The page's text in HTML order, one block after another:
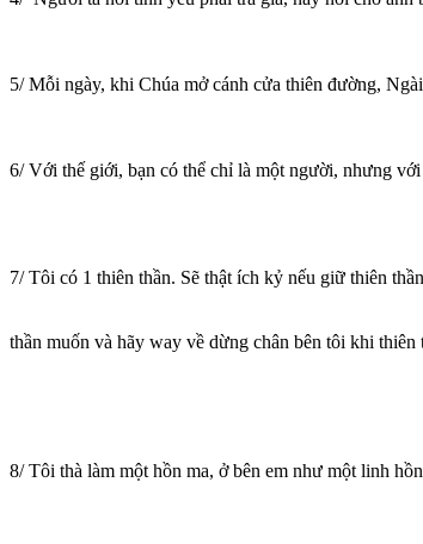
5/ Mỗi ngày, khi Chúa mở cánh cửa thiên đường,
6/ Với thế giới, bạn có thể chỉ là một người, nhưng
7/ Tôi có 1 thiên thần. Sẽ thật ích kỷ nếu giữ thiên
thần muốn và hãy way về dừng chân bên tôi khi
8/ Tôi thà làm một hồn ma, ở bên em như một linh